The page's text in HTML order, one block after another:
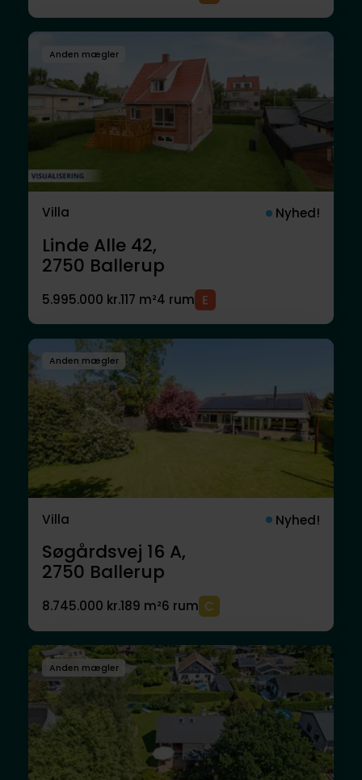
Anden mægler
Villa Nyhed!
Linde Alle 42,
2750 Ballerup
5.995.000 kr.117 m²4 rum
Anden mægler
Villa Nyhed!
Søgårdsvej 16 A,
2750 Ballerup
8.745.000 kr.189 m²6 rum
Anden mægler